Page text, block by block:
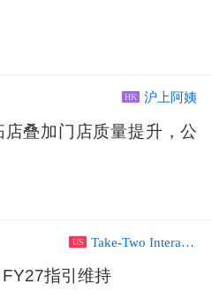
HK 沪上阿姨
叠加门店质量提升，公
US Take-Two Interactive Software Inc
FY27指引维持